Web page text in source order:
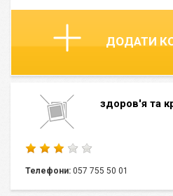
ДОДАТИ
здоров'я та
Телефони: 057 755 50 01